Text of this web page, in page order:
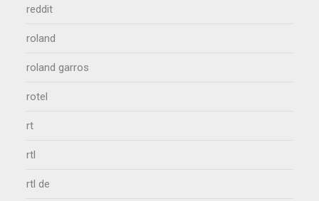
reddit
roland
roland garros
rotel
rt
rtl
rtl de